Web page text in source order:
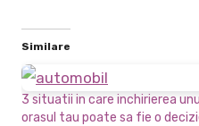
Similare
3 situatii in care inchirierea
orasul tau poate sa fie o